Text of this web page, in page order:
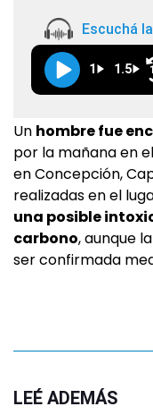
Escuchá
1 1.5
Un hombre fue
por la mañana en
en Concepción,
realizadas en el
una posible
carbono, aunque
ser confirmada
LEÉ ADEMÁS